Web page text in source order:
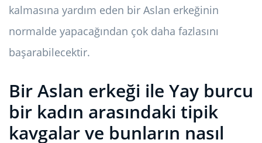
kalmasına yardım eden bir Aslan erkeğinin
normalde yapacağından çok daha fazlasını
başarabilecektir.
Bir Aslan erkeği ile Yay burcu
bir kadın arasındaki tipik
kavgalar ve bunların nasıl